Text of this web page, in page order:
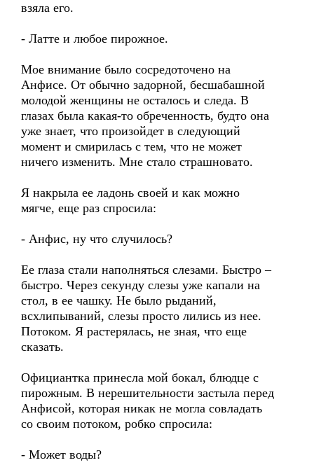
взяла его.
- Латте и любое пирожное.
Мое внимание было сосредоточено на
Анфисе. От обычно задорной, бесшабашной
молодой женщины не осталось и следа. В
глазах была какая-то обреченность, будто она
уже знает, что произойдет в следующий
момент и смирилась с тем, что не может
ничего изменить. Мне стало страшновато.
Я накрыла ее ладонь своей и как можно
мягче, еще раз спросила:
- Анфис, ну что случилось?
Ее глаза стали наполняться слезами. Быстро –
быстро. Через секунду слезы уже капали на
стол, в ее чашку. Не было рыданий,
всхлипываний, слезы просто лились из нее.
Потоком. Я растерялась, не зная, что еще
сказать.
Официантка принесла мой бокал, блюдце с
пирожным. В нерешительности застыла перед
Анфисой, которая никак не могла совладать
со своим потоком, робко спросила:
- Может воды?